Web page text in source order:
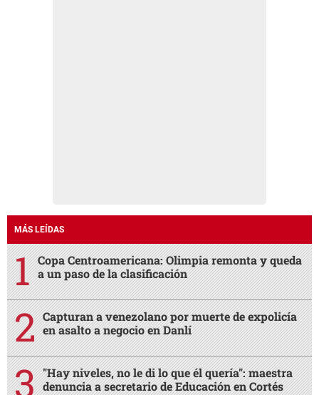
MÁS LEÍDAS
Copa Centroamericana: Olimpia remonta y queda
a un paso de la clasificación
Capturan a venezolano por muerte de expolicía
en asalto a negocio en Danlí
"Hay niveles, no le di lo que él quería": maestra
denuncia a secretario de Educación en Cortés